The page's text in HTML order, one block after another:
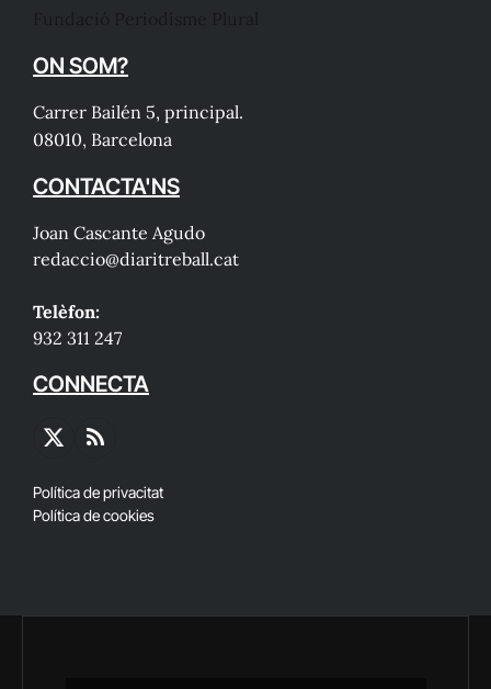
ON SOM?
Carrer Bailén 5, principal.
08010, Barcelona
CONTACTA'NS
Joan Cascante Agudo
redaccio@diaritreball.cat
Telèfon:
932 311 247
CONNECTA
X
RSS
Política de privacitat
Política de cookies